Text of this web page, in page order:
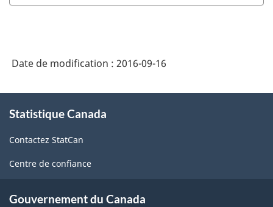
produits
l'Amérique
du
Nord
(SCPAN)
2012
Date de modification : 2016-09-16
propos
ce
site
Statistique Canada
Contactez StatCan
Centre de confiance
Gouvernement du Canada